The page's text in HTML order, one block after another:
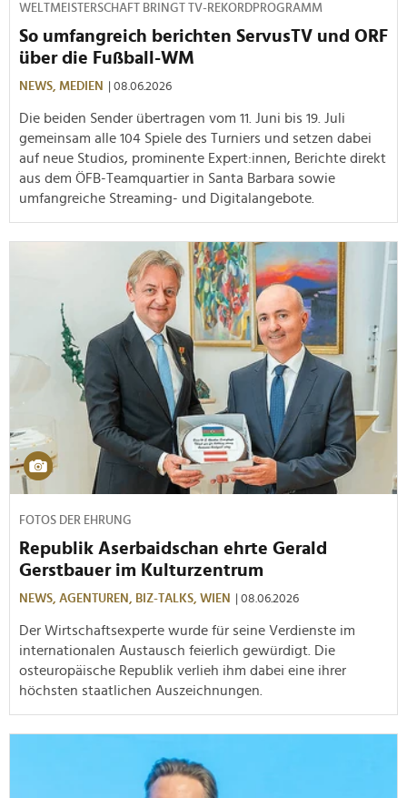
WELTMEISTERSCHAFT BRINGT TV-REKORDPROGRAMM
So umfangreich berichten ServusTV und ORF
über die Fußball-WM
NEWS, MEDIEN | 08.06.2026
Die beiden Sender übertragen vom 11. Juni bis 19. Juli
gemeinsam alle 104 Spiele des Turniers und setzen dabei
auf neue Studios, prominente Expert:innen, Berichte direkt
aus dem ÖFB-Teamquartier in Santa Barbara sowie
umfangreiche Streaming- und Digitalangebote.
FOTOS DER EHRUNG
Republik Aserbaidschan ehrte Gerald
Gerstbauer im Kulturzentrum
NEWS, AGENTUREN, BIZ-TALKS, WIEN | 08.06.2026
Der Wirtschaftsexperte wurde für seine Verdienste im
internationalen Austausch feierlich gewürdigt. Die
osteuropäische Republik verlieh ihm dabei eine ihrer
höchsten staatlichen Auszeichnungen.